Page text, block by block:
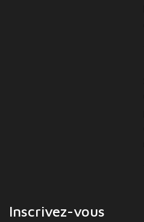
Inscrivez-vous